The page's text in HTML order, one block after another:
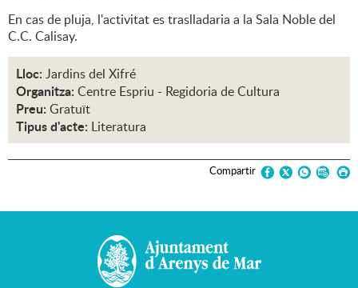
En cas de pluja, l'activitat es traslladaria a la Sala Noble del
C.C. Calisay.
Lloc: Jardins del Xifré
Organitza: Centre Espriu - Regidoria de Cultura
Preu: Gratuït
Tipus d'acte: Literatura
Compartir